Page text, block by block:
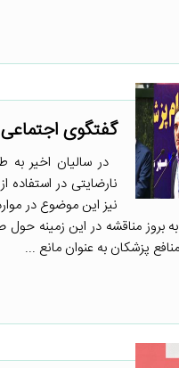
گفتگوی
در سالیان اخیر به
نارضایتی در
نیز این موضوع در
به بروز مناقشه در این زمینه
پزشکان به عنوان مانع ...